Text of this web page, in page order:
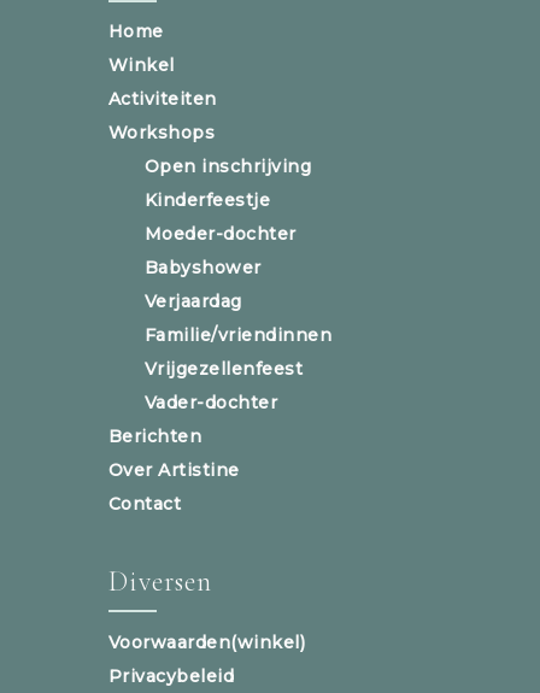
Home
Winkel
Activiteiten
Workshops
Open inschrijving
Kinderfeestje
Moeder-dochter
Babyshower
Verjaardag
Familie/vriendinnen
Vrijgezellenfeest
Vader-dochter
Berichten
Over Artistine
Contact
Diversen
Voorwaarden(winkel)
Privacybeleid